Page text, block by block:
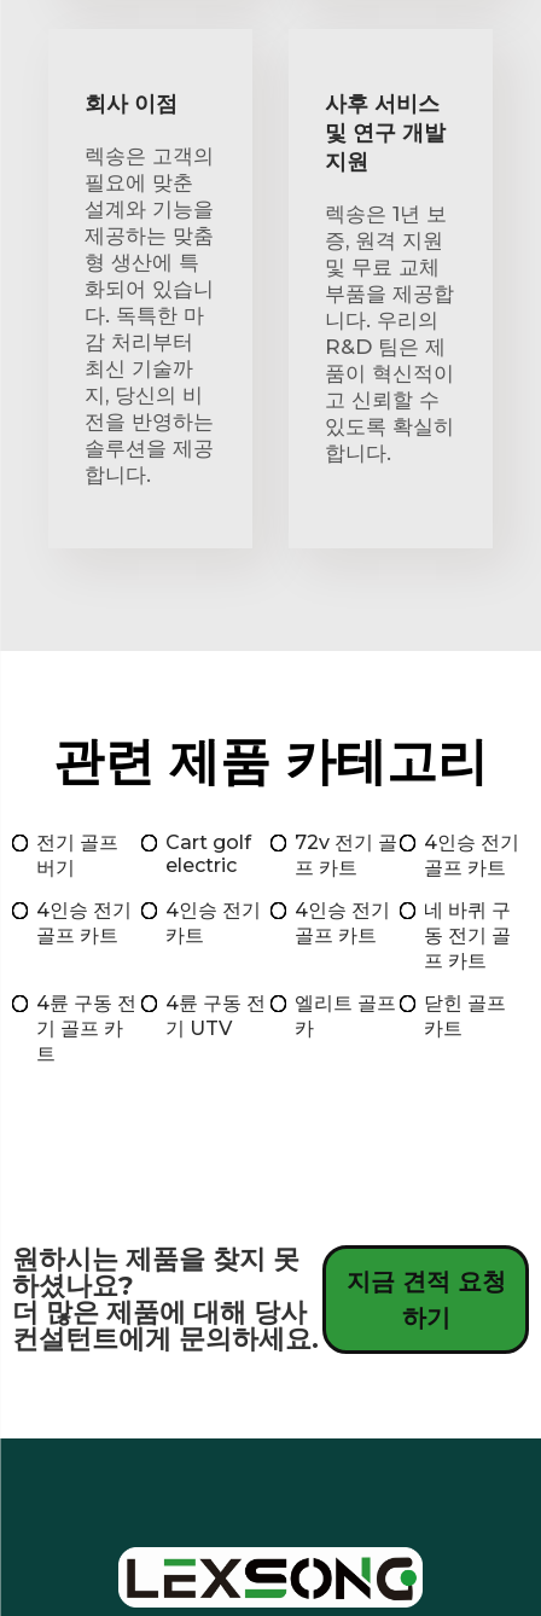
회사 이점
렉송은 고객의
필요에 맞춘
설계와 기능을
제공하는 맞춤
형 생산에 특
화되어 있습니
다. 독특한 마
감 처리부터
최신 기술까
지, 당신의 비
전을 반영하는
솔루션을 제공
합니다.
사후 서비스
및 연구 개발
지원
렉송은 1년 보
증, 원격 지원
및 무료 교체
부품을 제공합
니다. 우리의
R&D 팀은 제
품이 혁신적이
고 신뢰할 수
있도록 확실히
합니다.
관련 제품 카테고리
전기 골프
버기
Cart golf
electric
72v 전기 골
프 카트
4인승 전기
골프 카트
4인승 전기
골프 카트
4인승 전기
카트
4인승 전기
골프 카트
네 바퀴 구
동 전기 골
프 카트
4륜 구동 전
기 골프 카
트
4륜 구동 전
기 UTV
엘리트 골프
카
닫힌 골프
카트
원하시는 제품을 찾지 못
하셨나요?
더 많은 제품에 대해 당사
컨설턴트에게 문의하세요.
지금 견적 요청
하기